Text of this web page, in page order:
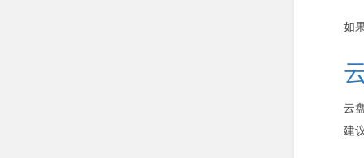
如
云
建